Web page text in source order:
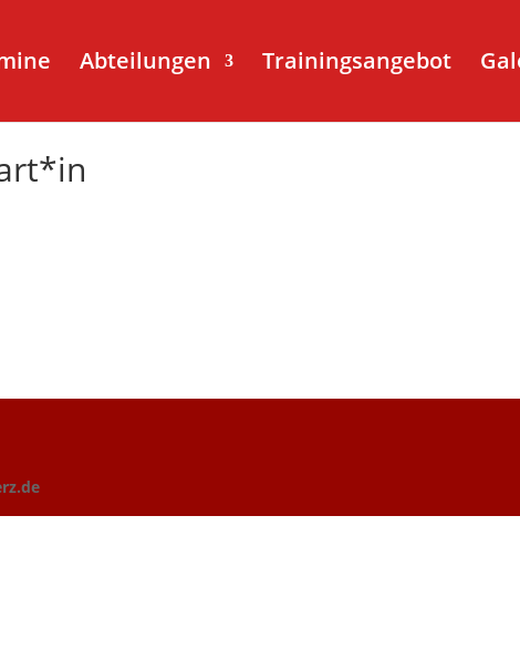
Abteilungen Trainingsangebot